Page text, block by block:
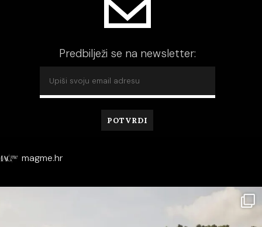
Predbilježi se na newsletter:
magme.hr